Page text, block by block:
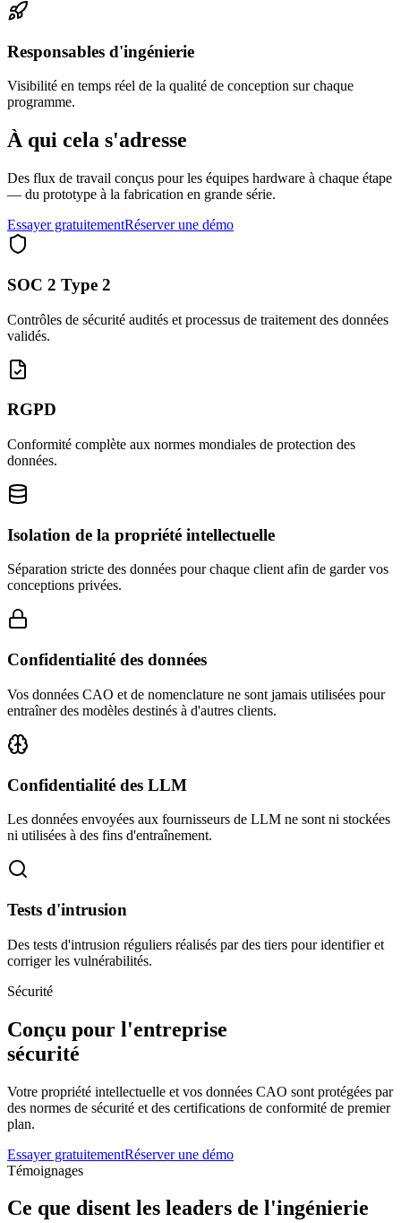
Responsables d'ingénierie
Visibilité en temps réel de la qualité de conception sur chaque
programme.
À qui cela s'adresse
Des flux de travail conçus pour les équipes hardware à chaque étape
— du prototype à la fabrication en grande série.
Essayer gratuitementRéserver une démo
SOC 2 Type 2
Contrôles de sécurité audités et processus de traitement des données
validés.
RGPD
Conformité complète aux normes mondiales de protection des
données.
Isolation de la propriété intellectuelle
Séparation stricte des données pour chaque client afin de garder vos
conceptions privées.
Confidentialité des données
Vos données CAO et de nomenclature ne sont jamais utilisées pour
entraîner des modèles destinés à d'autres clients.
Confidentialité des LLM
Les données envoyées aux fournisseurs de LLM ne sont ni stockées
ni utilisées à des fins d'entraînement.
Tests d'intrusion
Des tests d'intrusion réguliers réalisés par des tiers pour identifier et
corriger les vulnérabilités.
Sécurité
Conçu pour l'entreprise
sécurité
Votre propriété intellectuelle et vos données CAO sont protégées par
des normes de sécurité et des certifications de conformité de premier
plan.
Essayer gratuitementRéserver une démo
Témoignages
Ce que disent les leaders de l'ingénierie